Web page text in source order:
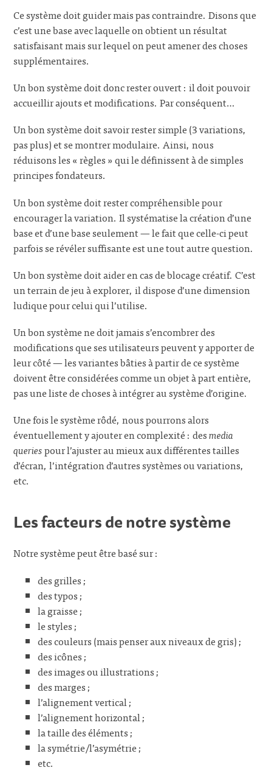
Ce système doit guider mais pas contraindre. Disons que
c’est une base avec laquelle on obtient un résultat
satisfaisant mais sur lequel on peut amener des choses
supplémentaires.
Un bon système doit donc rester ouvert : il doit pouvoir
accueillir ajouts et modifications. Par conséquent…
Un bon système doit savoir rester simple (3 variations,
pas plus) et se montrer modulaire. Ainsi, nous
réduisons les « règles » qui le définissent à de simples
principes fondateurs.
Un bon système doit rester compréhensible pour
encourager la variation. Il systématise la création d’une
base et d’une base seulement — le fait que celle-ci peut
parfois se révéler suffisante est une tout autre question.
Un bon système doit aider en cas de blocage créatif. C’est
un terrain de jeu à explorer, il dispose d’une dimension
ludique pour celui qui l’utilise.
Un bon système ne doit jamais s’encombrer des
modifications que ses utilisateurs peuvent y apporter de
leur côté — les variantes bâties à partir de ce système
doivent être considérées comme un objet à part entière,
pas une liste de choses à intégrer au système d’origine.
Une fois le système rôdé, nous pourrons alors
éventuellement y ajouter en complexité : desmedia
queriespour l’ajuster au mieux aux différentes tailles
d’écran, l’intégration d’autres systèmes ou variations,
etc.
Les facteurs de notre système
Notre système peut être basé sur :
des grilles ;
des typos ;
la graisse ;
le styles ;
des couleurs (mais penser aux niveaux de gris) ;
des icônes ;
des images ou illustrations ;
des marges ;
l’alignement vertical ;
l’alignement horizontal ;
la taille des éléments ;
la symétrie/l’asymétrie ;
etc.